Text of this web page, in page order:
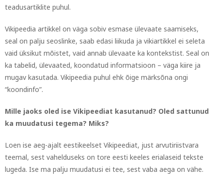
teadusartiklite puhul.
Vikipeedia artikkel on väga sobiv esmase ülevaate saamiseks,
seal on palju seoslinke, saab edasi liikuda ja vikiartikkel ei seleta
vaid üksikut mõistet, vaid annab ülevaate ka kontekstist. Seal on
ka tabelid, ülevaated, koondatud informatsioon – väga kiire ja
mugav kasutada. Vikipeedia puhul ehk õige märksõna ongi
“koondinfo”.
Mille jaoks oled ise Vikipeediat kasutanud? Oled sattunud
ka muudatusi tegema? Miks?
Loen ise aeg-ajalt eestikeelset Vikipeediat, just arvutiriistvara
teemal, sest vahelduseks on tore eesti keeles erialaseid tekste
lugeda. Ise ma palju muudatusi ei tee, sest vaba aega on vähe.